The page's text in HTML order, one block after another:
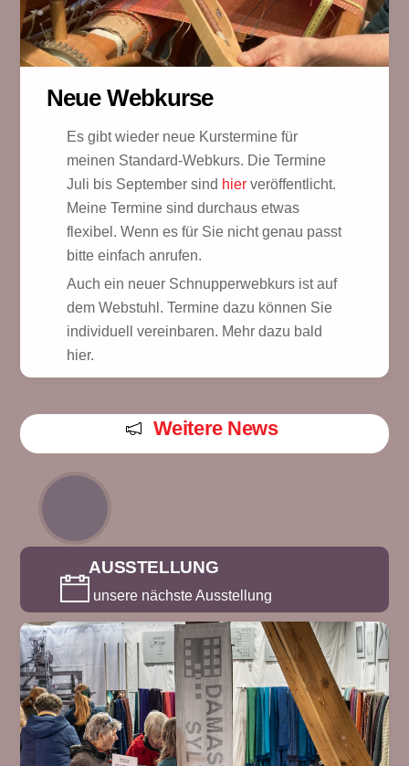
Neue Webkurse
Es gibt wieder neue Kurstermine für
meinen Standard-Webkurs. Die Termine
Juli bis September sind hierveröffentlicht.
Meine Termine sind durchaus etwas
flexibel. Wenn es für Sie nicht genau passt
bitte einfach anrufen.
Auch ein neuer Schnupperwebkurs ist auf
dem Webstuhl. Termine dazu können Sie
individuell vereinbaren. Mehr dazu bald
hier.
Weitere News
AUSSTELLUNG
unsere nächste Ausstellung